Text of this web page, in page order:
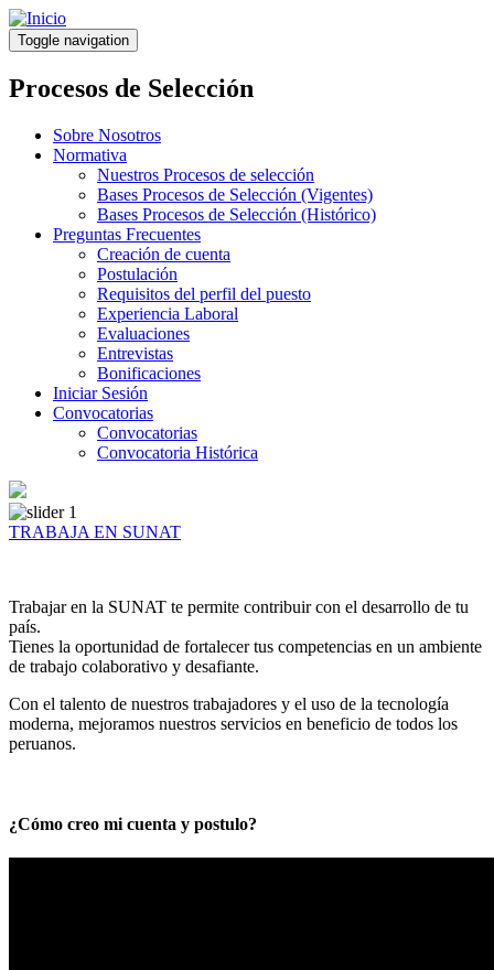
Pasar
al
contenido
principal
Toggle navigation
Procesos de Selección
Sobre Nosotros
Normativa
Nuestros Procesos de selección
Bases Procesos de Selección (Vigentes)
Bases Procesos de Selección (Histórico)
Preguntas Frecuentes
Creación de cuenta
Postulación
Requisitos del perfil del puesto
Experiencia Laboral
Evaluaciones
Entrevistas
Bonificaciones
Iniciar Sesión
Convocatorias
Convocatorias
Convocatoria Histórica
TRABAJA EN SUNAT
Trabajar en la SUNAT te permite contribuir con el desarrollo de tu
país.
Tienes la oportunidad de fortalecer tus competencias en un ambiente
de trabajo colaborativo y desafiante.
Con el talento de nuestros trabajadores y el uso de la tecnología
moderna, mejoramos nuestros servicios en beneficio de todos los
peruanos.
¿Cómo creo mi cuenta y postulo?